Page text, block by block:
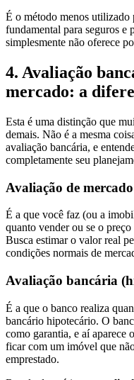
É o método menos utilizado
fundamental para seguros e
simplesmente não oferece
4. Avaliação
mercado: a
Esta é uma distinção que
demais. Não é a mesma
avaliação bancária, e
completamente seu
Avaliação de mercado
É a que você faz (ou a
quanto vender ou se o
Busca estimar o valor real
condições normais de
Avaliação bancária
É a que o banco realiza
bancário hipotecário. O
como garantia, e aí aparece
ficar com um imóvel que
emprestado.